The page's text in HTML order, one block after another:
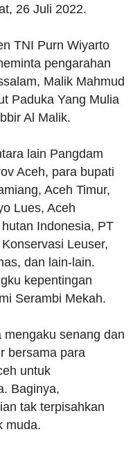
26 Juli 2022.
TNI Purn Wiyarto
pengarahan
Malik Mahmud
Paduka Yang Mulia
Al Malik.
lain Pangdam
Aceh, para bupati
Aceh Timur,
Lues, Aceh
Indonesia, PT
Leuser,
dan lain-lain.
kepentingan
Serambi Mekah.
senang dan
bersama para
untuk
Baginya,
tak terpisahkan
muda.